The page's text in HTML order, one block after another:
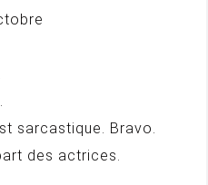
sarcastique. Bravo.
des actrices.